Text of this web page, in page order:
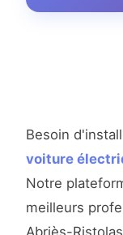
Besoin
voiture
Notre
meilleurs